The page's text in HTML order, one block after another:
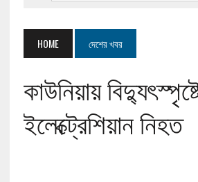
HOME দেশের খবর
কাউনিয়ায়
ইলেক্ট্রেশিয়ান নিহত